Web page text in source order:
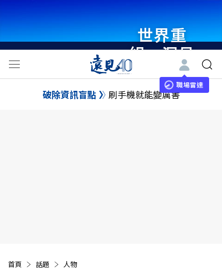
世界重
組・洞見
未來 與
世界領袖
職場雷達
破除資訊盲點 刷手機就能變厲害
首頁 話題 人物